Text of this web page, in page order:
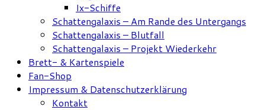
Ix-Schiffe
Schattengalaxis – Am Rande des Untergangs
Schattengalaxis – Blutfall
Schattengalaxis – Projekt Wiederkehr
Brett- & Kartenspiele
Fan-Shop
Impressum & Datenschutzerklärung
Kontakt